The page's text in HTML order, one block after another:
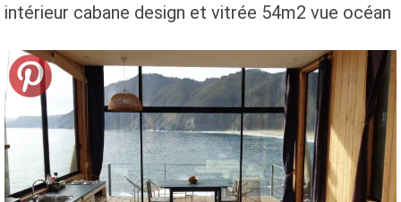
intérieur cabane design et vitrée 54m2 vue océan